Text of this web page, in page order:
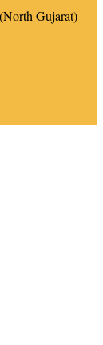
Gujarat)